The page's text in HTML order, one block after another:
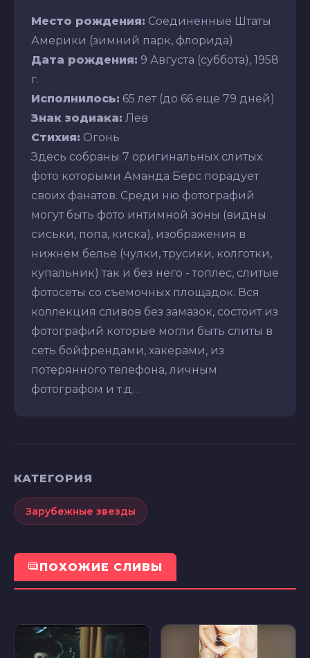
Место рождения: Соединенные Штаты
Америки (зимний парк, флорида)
Дата рождения: 9 Августа (суббота), 1958
г.
Исполнилось: 65 лет (до 66 еще 79 дней)
Знак зодиака: Лев
Стихия: Огонь
Здесь собраны 7 оригинальных слитых
фото которыми Аманда Берс порадует
своих фанатов. Среди ню фотографий
могут быть фото интимной зоны (видны
сиськи, попа, киска), изображения в
нижнем белье (чулки, трусики, колготки,
купальник) так и без него - топлес, слитые
фотосеты со съемочных площадок. Вся
коллекция сливов без замазок, состоит из
фотографий которые могли быть слиты в
сеть бойфрендами, хакерами, из
потерянного телефона, личным
фотографом и т.д. .
КАТЕГОРИЯ
Зарубежные звезды
ПОХОЖИЕ СЛИВЫ